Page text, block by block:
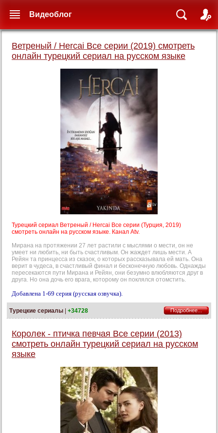
Ветреный / Hercai Все серии (2019) смотреть
онлайн турецкий сериал на русском языке
Турецкий сериал Ветреный / Hercai Все серии (Турция, 2019)
смотреть онлайн на русском языке. Канал Atv.
Мирана на протяжении 27 лет растили с мыслями о мести, он не
умеет ни любить, ни быть счастливым. Он жаждет лишь мести. А
Рейян та принцесса из сказок, о которых рассказывала ей мать. Она
верит в чудеса, в счастливый финал и бесконечную любовь. Однажды
пересекаются пути Мирана и Рейян, они безумно влюбляются друг в
друга. Но она дочь его врага, которому он поклялся отомстить.
Добавлена 1-69 серия (русская озвучка).
Турецкие сериалы | +34728 Подробнее...
Королек - птичка певчая Все серии (2013)
смотреть онлайн турецкий сериал на русском
языке
Видеоблог